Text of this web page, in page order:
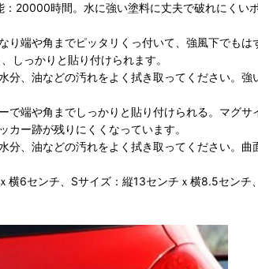
20000時間。水に強い塗料に丈夫で破れにく
り端や角までピッタリくっ付いて、強風下で
しっかりと貼り付けられます。
分、油などの汚れをよく拭き取ってください。
で端や角までしっかりと貼り付けられる。マ
ー跡が残りにくくなっています。
分、油などの汚れをよく拭き取ってください。
横6センチ、Sサイズ：縦13センチｘ横8.5セン